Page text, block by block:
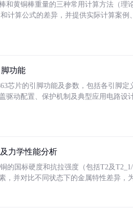
和黄铜棒重量的三种常用计算方法（
和计算公式的差异，并提供实际计算案
功能
芯片的引脚功能及参数，包括各引脚
驱动配置、保护机制及典型应用电路设
力学性能分析
的国标硬度和抗拉强度（包括T2及
，并对比不同状态下的金属特性差异，